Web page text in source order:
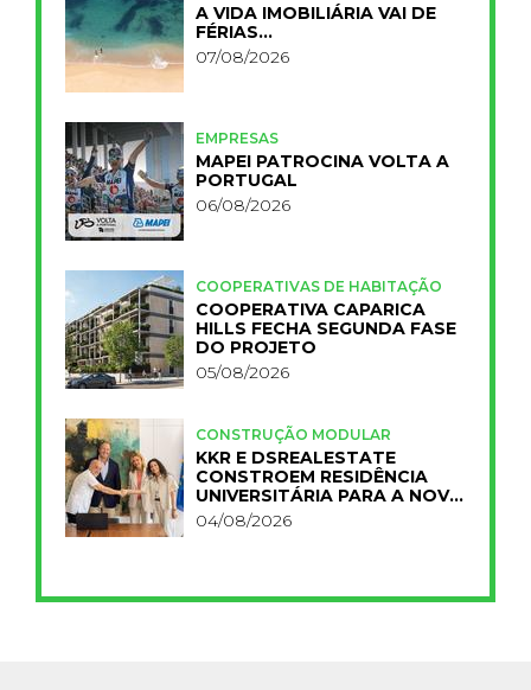
A VIDA IMOBILIÁRIA VAI DE
FÉRIAS…
07/08/2026
EMPRESAS
MAPEI PATROCINA VOLTA A
PORTUGAL
06/08/2026
COOPERATIVAS DE HABITAÇÃO
COOPERATIVA CAPARICA
HILLS FECHA SEGUNDA FASE
DO PROJETO
05/08/2026
CONSTRUÇÃO MODULAR
KKR E DSREALESTATE
CONSTROEM RESIDÊNCIA
UNIVERSITÁRIA PARA A NOVA
FCT
04/08/2026